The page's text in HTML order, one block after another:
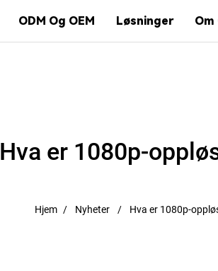
ODM Og OEM Løsninger Om
Hva er 1080p-
Hjem Nyheter Hva er 1080p-